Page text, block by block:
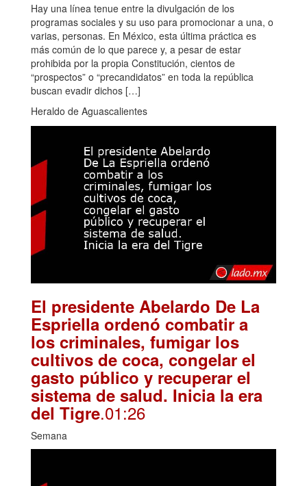
Hay una línea tenue entre la divulgación de los
programas sociales y su uso para promocionar a una, o
varias, personas. En México, esta última práctica es
más común de lo que parece y, a pesar de estar
prohibida por la propia Constitución, cientos de
“prospectos” o “precandidatos” en toda la república
buscan evadir dichos […]
Heraldo de Aguascalientes
El presidente Abelardo De La
Espriella ordenó combatir a
los criminales, fumigar los
cultivos de coca, congelar el
gasto público y recuperar el
sistema de salud. Inicia la era
del Tigre.01:26
Semana